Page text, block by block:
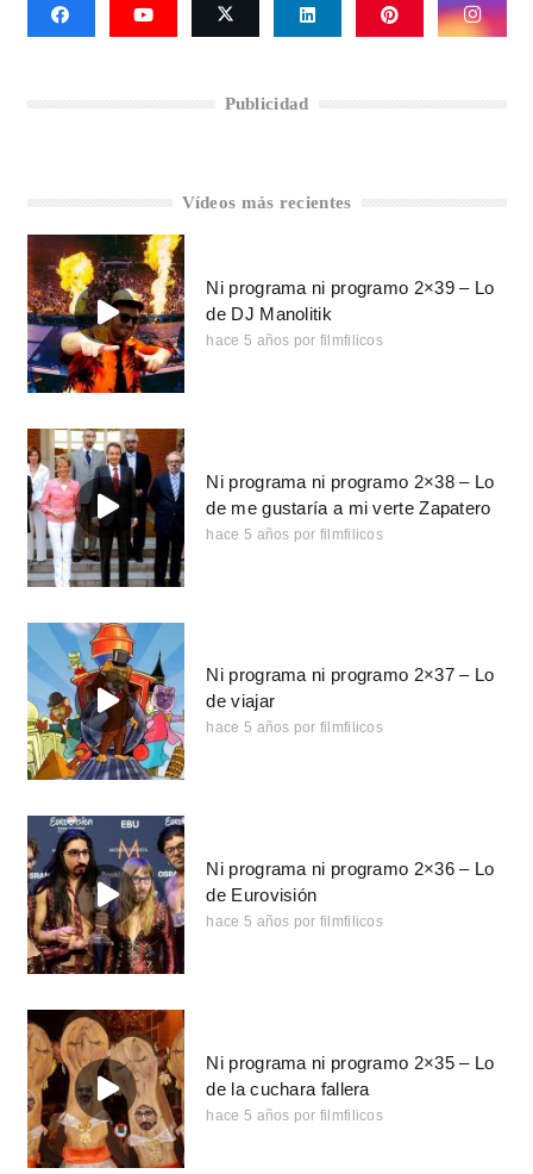
Publicidad
Vídeos más recientes
Ni programa ni programo 2×39 – Lo
de DJ Manolitik
hace 5 años por filmfilicos
Ni programa ni programo 2×38 – Lo
de me gustaría a mi verte Zapatero
hace 5 años por filmfilicos
Ni programa ni programo 2×37 – Lo
de viajar
hace 5 años por filmfilicos
Ni programa ni programo 2×36 – Lo
de Eurovisión
hace 5 años por filmfilicos
Ni programa ni programo 2×35 – Lo
de la cuchara fallera
hace 5 años por filmfilicos